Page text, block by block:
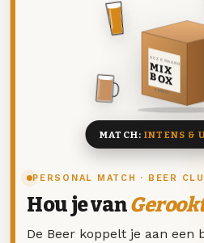
PERSONAL MATCH · BEER
Hou je van
De Beer koppelt je aan een
DEZE MAAND
MIX
BOX
8 BIEREN
MATCH:INTENS &